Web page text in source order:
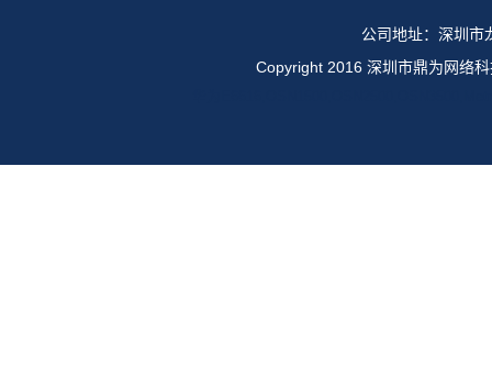
公司地址：深圳市
Copyright 2016 深圳市鼎为网络